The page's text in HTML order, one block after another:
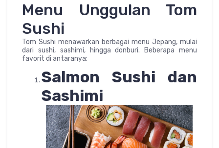
Menu Unggulan Tom
Sushi
Tom Sushi menawarkan berbagai menu Jepang, mulai
dari sushi, sashimi, hingga donburi. Beberapa menu
favorit di antaranya:
Salmon Sushi dan
Sashimi